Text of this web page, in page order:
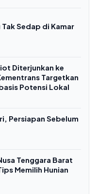
Sedap di Kamar
Diterjunkan ke
Targetkan
Potensi Lokal
Persiapan Sebelum
Tenggara Barat
Memilih Hunian